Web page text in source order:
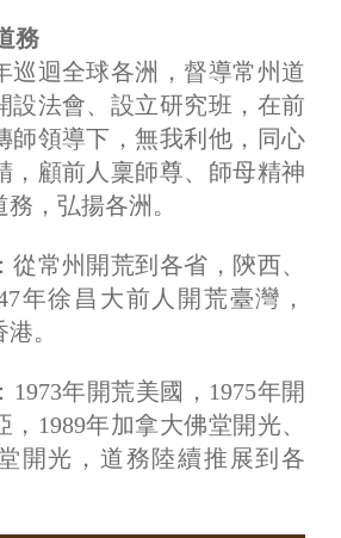
務
巡迴全球各洲，督導常州道
設法會、設立研究班，在前
師領導下，無我利他，同心
，顧前人稟師尊、師母精神
，弘揚各洲。
從常州開荒到各省，陝西、
年徐昌大前人開荒臺灣，
。
年開荒美國，1975年開
1989年加拿大佛堂開光、
開光，道務陸續推展到各